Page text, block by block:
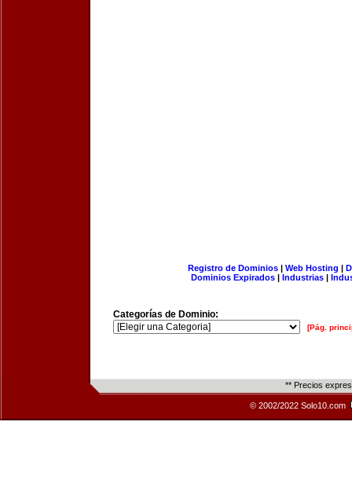
Registro de Dominios| Web Hosting |
Dominios Expirados | Industrias |
Categorías de Dominio:
[Pág.
** Precios
© 2002/2022 Solo10.com